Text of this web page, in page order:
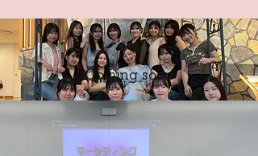
Coming soon​